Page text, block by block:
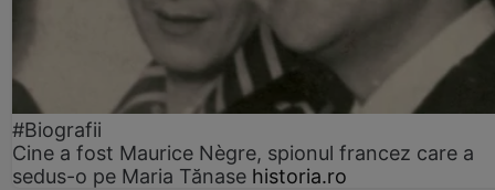
#Biografii
Cine a fost Maurice Nègre, spionul francez care a
sedus-o pe Maria Tănase historia.ro